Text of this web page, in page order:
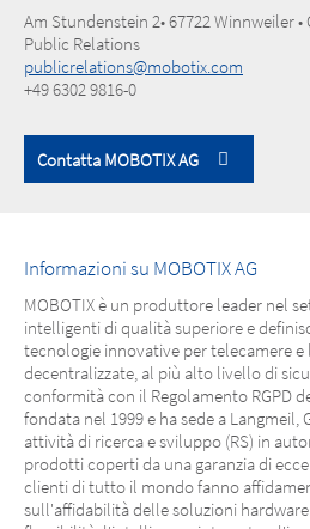
Am Stundenstein 2• 67722 Winnweiler •
Public Relations
publicrelations@mobotix.com
+49 6302 9816-0
Contatta MOBOTIX AG
Informazioni su MOBOTIX AG
MOBOTIX è un produttore leader nel
intelligenti di qualità superiore e
tecnologie innovative per telecamere e
decentralizzate, al più alto livello di
conformità con il Regolamento RGPD
fondata nel 1999 e ha sede a Langmeil,
attività di ricerca e sviluppo (RS) in
prodotti coperti da una garanzia di
clienti di tutto il mondo fanno
sull'affidabilità delle soluzioni hardware